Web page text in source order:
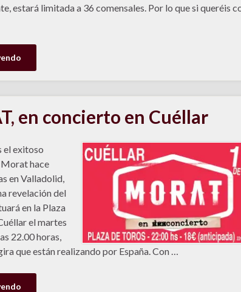
estará limitada a 36 comensales. Por lo que si queréis
en concierto en Cuéllar
hace
en Valladolid,
revelación del
en la Plaza
el martes
22.00 horas,
que están realizando por España. Con …